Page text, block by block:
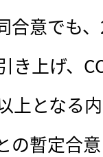
合意でも
き上げ、
上となる
の暫定合